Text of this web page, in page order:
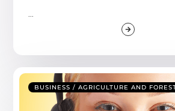
BUSINESS / AGRICULTURE AND